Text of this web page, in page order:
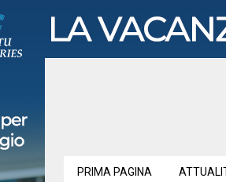
PRIMA PAGINA